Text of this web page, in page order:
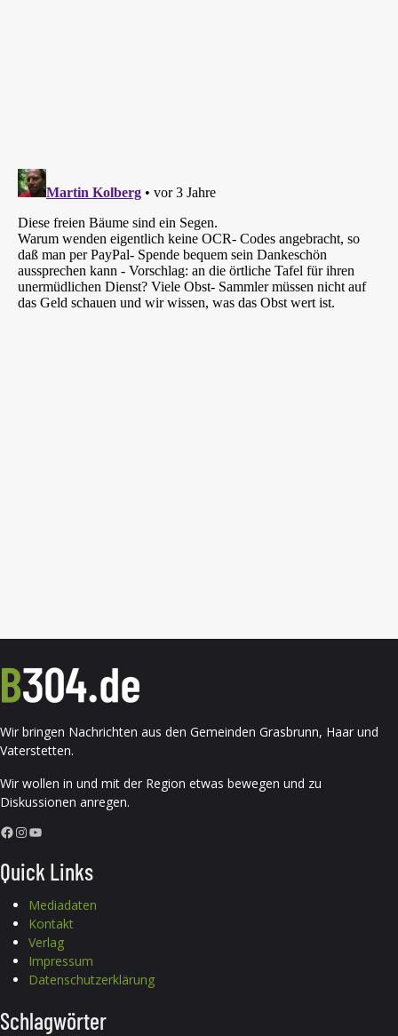
Wir bringen Nachrichten aus den Gemeinden Grasbrunn, Haar und
Vaterstetten.
Wir wollen in und mit der Region etwas bewegen und zu
Diskussionen anregen.
Facebook InstagramYouTube
Quick Links
Mediadaten
Kontakt
Verlag
Impressum
Datenschutzerklärung
Schlagwörter